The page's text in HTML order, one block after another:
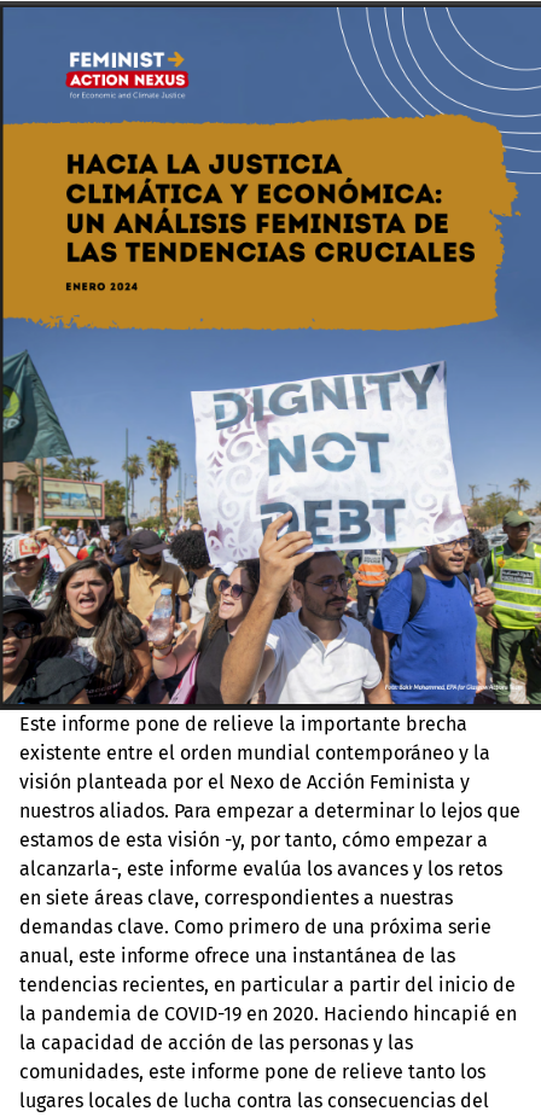
Este informe pone de relieve la importante brecha
existente entre el orden mundial contemporáneo y la
visión planteada por el Nexo de Acción Feminista y
nuestros aliados. Para empezar a determinar lo lejos que
estamos de esta visión -y, por tanto, cómo empezar a
alcanzarla-, este informe evalúa los avances y los retos
en siete áreas clave, correspondientes a nuestras
demandas clave. Como primero de una próxima serie
anual, este informe ofrece una instantánea de las
tendencias recientes, en particular a partir del inicio de
la pandemia de COVID-19 en 2020. Haciendo hincapié en
la capacidad de acción de las personas y las
comunidades, este informe pone de relieve tanto los
lugares locales de lucha contra las consecuencias del